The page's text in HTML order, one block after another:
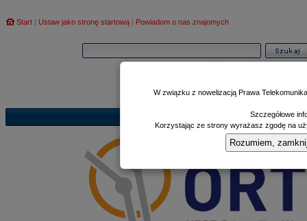
Start | Ustaw jako stronę startową | Powiadom o nas znajomych
Poczekalnia|
W związku z nowelizacją Prawa
Szczegółowe
Korzystając ze strony wyrażasz zgodę na
Rozumiem,